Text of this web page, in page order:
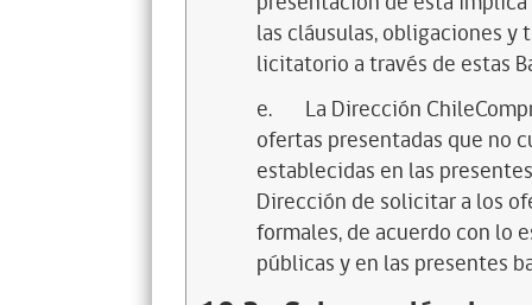
las cláusulas, obligaciones
licitatorio a través de estas
e.
La Dirección
ofertas presentadas que no
establecidas en las
Dirección de solicitar a los
formales, de acuerdo con lo
públicas y en las presentes